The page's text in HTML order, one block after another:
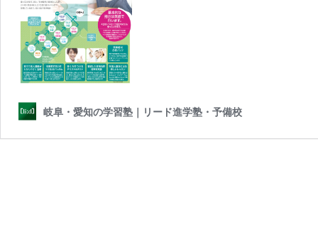
岐阜・愛知の学習塾｜リード進学塾・予備校